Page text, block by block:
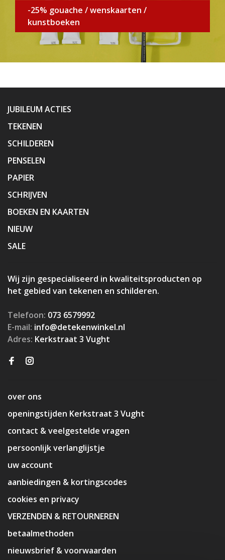
-25% gouache / wenskaarten /
kunstboeken
JUBILEUM ACTIES
TEKENEN
SCHILDEREN
PENSELEN
PAPIER
SCHRIJVEN
BOEKEN EN KAARTEN
NIEUW
SALE
Wij zijn gespecialiseerd in kwaliteitsproducten op
het gebied van tekenen en schilderen.
Telefoon: 073 6579992
E-mail: info@detekenwinkel.nl
Adres: Kerkstraat 3 Vught
over ons
openingstijden Kerkstraat 3 Vught
contact & veelgestelde vragen
persoonlijk verlanglijstje
uw account
aanbiedingen & kortingscodes
cookies en privacy
VERZENDEN & RETOURNEREN
betaalmethoden
nieuwsbrief & voorwaarden